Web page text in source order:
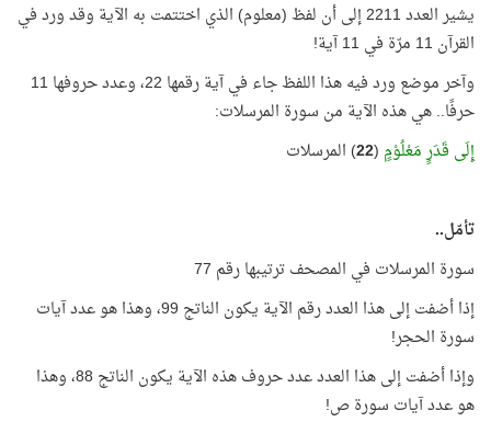
يشير العدد 2211 إلى أن لفظ (معلوم) الذي اختتمت به الآية وقد ورد في
القرآن 11 مرّة في 11 آية!
وآخر موضع ورد فيه هذا اللفظ جاء في آية رقمها 22، وعدد حروفها 11
حرفًا.. هي هذه الآية من سورة المرسلات:
إِلَى قَدَرٍ مَعْلُوْمٍ (
22) المرسلات
تأمّل..
سورة المرسلات في المصحف ترتيبها رقم 77
إذا أضفت إلى هذا العدد رقم الآية يكون الناتج 99، وهذا هو عدد آيات
سورة الحجر!
وإذا أضفت إلى هذا العدد عدد حروف هذه الآية يكون الناتج 88، وهذا
هو عدد آيات سورة ص!